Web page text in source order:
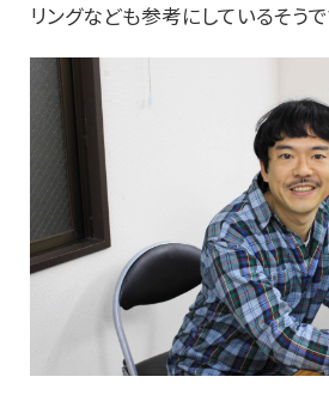
リングなども参考にしているそうで